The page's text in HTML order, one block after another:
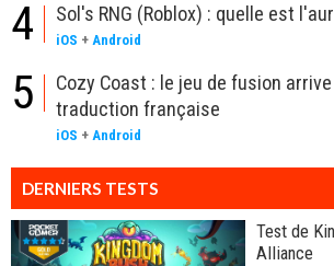
4 Sol's RNG (Roblox) : quelle est
iOS + Android
5
Cozy Coast : le jeu de fusion
traduction française
iOS + Android
DERNIERS TESTS
Test de
Alliance